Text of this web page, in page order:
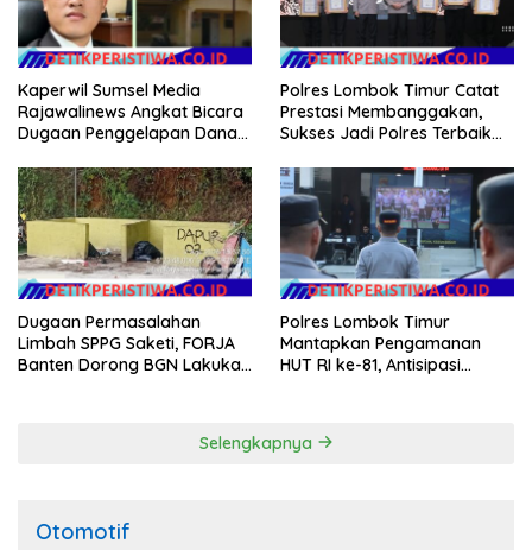
Kaperwil Sumsel Media
Rajawalinews Angkat Bicara
Dugaan Penggelapan Dana
Argomulyo Belitang Jaya
Hilang 3 Bulan Bawa
Anggaran Pembangunan
Polres Lombok Timur Catat
Prestasi Membanggakan,
Sukses Jadi Polres Terbaik
NTB
Dugaan Permasalahan
Limbah SPPG Saketi, FORJA
Banten Dorong BGN Lakukan
Polres Lombok Timur
Mantapkan Pengamanan
HUT RI ke-81, Antisipasi
Selengkapnya
Otomotif